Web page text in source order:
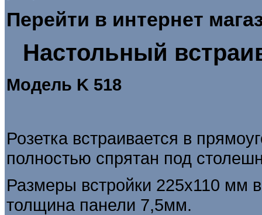
Перейти в интернет
Настольный
Модель K 518
Розетка встраивается в
полностью спрятан под
Размеры встройки 225х110
толщина панели 7,5мм.